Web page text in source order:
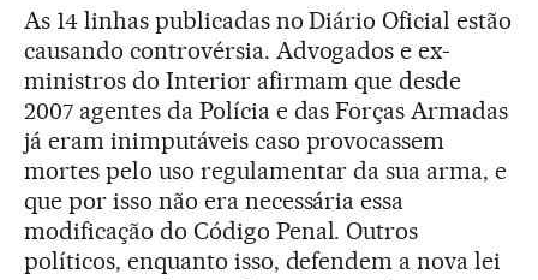
As 14 linhas publicadas no Diário Oficial estão
causando controvérsia. Advogados e ex-
ministros do Interior afirmam que desde
2007 agentes da Polícia e das Forças Armadas
já eram inimputáveis caso provocassem
mortes pelo uso regulamentar da sua arma, e
que por isso não era necessária essa
modificação do Código Penal. Outros
políticos, enquanto isso, defendem a nova lei